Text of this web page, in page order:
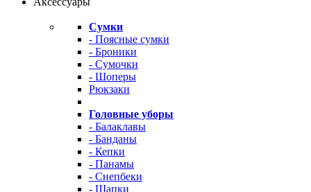
Сумки
- Поясные сумки
- Броники
- Сумочки
- Шоперы
Рюкзаки
Головные уборы
- Балаклавы
- Банданы
- Кепки
- Панамы
- Снепбеки
- Шапки